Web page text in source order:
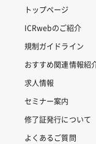
トップページ
ICRwebのご紹介
規制ガイドライン
おすすめ関連情報紹
求人情報
セミナー案内
修了証発行について
よくあるご質問